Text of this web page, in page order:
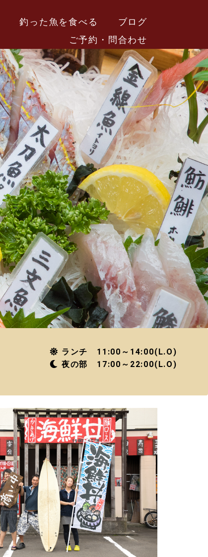
釣った魚を食べる
ブログ
ご予約・問合わせ
ランチ 11:00～14:00(L.O)
夜の部 17:00～22:00(L.O)